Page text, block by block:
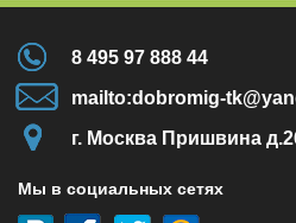
8 495 97 888 44
mailto:dobromig-
г. Москва Пришвина
Мы в социальных сетях